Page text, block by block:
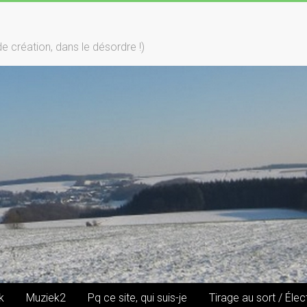
création, dans le désordre !)
Muziek2 Pq ce site, qui suis-je Tirage au sort /